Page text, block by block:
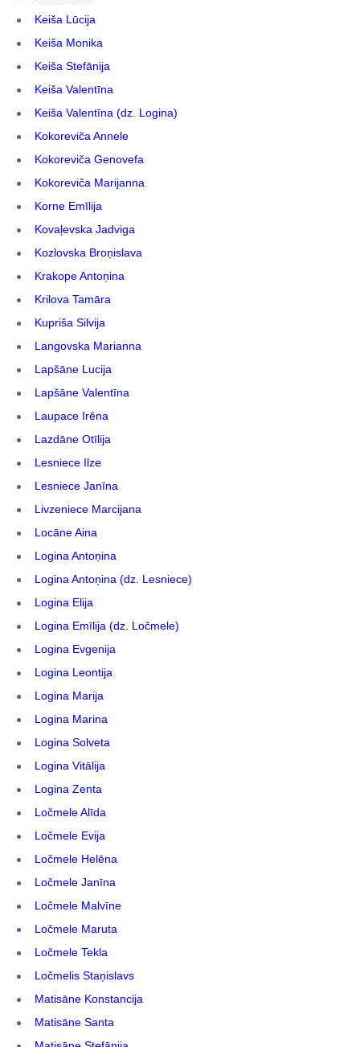
Keiša Lūcija
Keiša Monika
Keiša Stefānija
Keiša Valentīna
Keiša Valentīna (dz. Logina)
Kokoreviča Annele
Kokoreviča Genovefa
Kokoreviča Marijanna
Korne Emīlija
Kovaļevska Jadviga
Kozlovska Broņislava
Krakope Antoņina
Krilova Tamāra
Kupriša Silvija
Langovska Marianna
Lapšāne Lucija
Lapšāne Valentīna
Laupace Irēna
Lazdāne Otīlija
Lesniece Ilze
Lesniece Janīna
Livzeniece Marcijana
Locāne Aina
Logina Antoņina
Logina Antoņina (dz. Lesniece)
Logina Elija
Logina Emīlija (dz. Ločmele)
Logina Evgenija
Logina Leontija
Logina Marija
Logina Marina
Logina Solveta
Logina Vitālija
Logina Zenta
Ločmele Alīda
Ločmele Evija
Ločmele Helēna
Ločmele Janīna
Ločmele Malvīne
Ločmele Maruta
Ločmele Tekla
Ločmelis Staņislavs
Matisāne Konstancija
Matisāne Santa